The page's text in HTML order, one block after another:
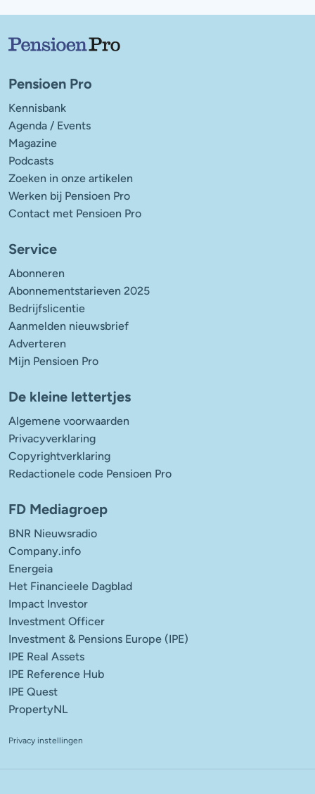
Pensioen Pro
Kennisbank
Agenda / Events
Magazine
Podcasts
Zoeken in onze artikelen
Werken bij Pensioen Pro
Contact met Pensioen Pro
Service
Abonneren
Abonnementstarieven 2025
Bedrijfslicentie
Aanmelden nieuwsbrief
Adverteren
Mijn Pensioen Pro
De kleine lettertjes
Algemene voorwaarden
Privacyverklaring
Copyrightverklaring
Redactionele code Pensioen Pro
FD Mediagroep
BNR Nieuwsradio
Company.info
Energeia
Het Financieele Dagblad
Impact Investor
Investment Officer
Investment & Pensions Europe (IPE)
IPE Real Assets
IPE Reference Hub
IPE Quest
PropertyNL
Privacy instellingen